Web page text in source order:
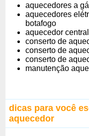
aquecedores a
aquecedores
botafogo
aquecedor
conserto de
conserto de
conserto de
manutenção
dicas para você
aquecedor